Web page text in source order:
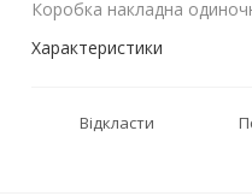
Коробка накладна
Характеристики
Відкласти